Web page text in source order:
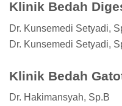
Klinik Bedah
Dr. Kunsemedi Setyadi,
Dr. Kunsemedi Setyadi,
Klinik Bedah
Dr. Hakimansyah, Sp.B